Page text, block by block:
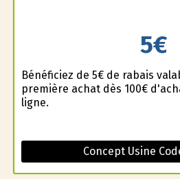
5€
Bénéficiez de 5€ de rabais
première achat dès 100€
ligne.
Concept Usine